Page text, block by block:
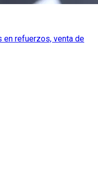
en refuerzos, venta de